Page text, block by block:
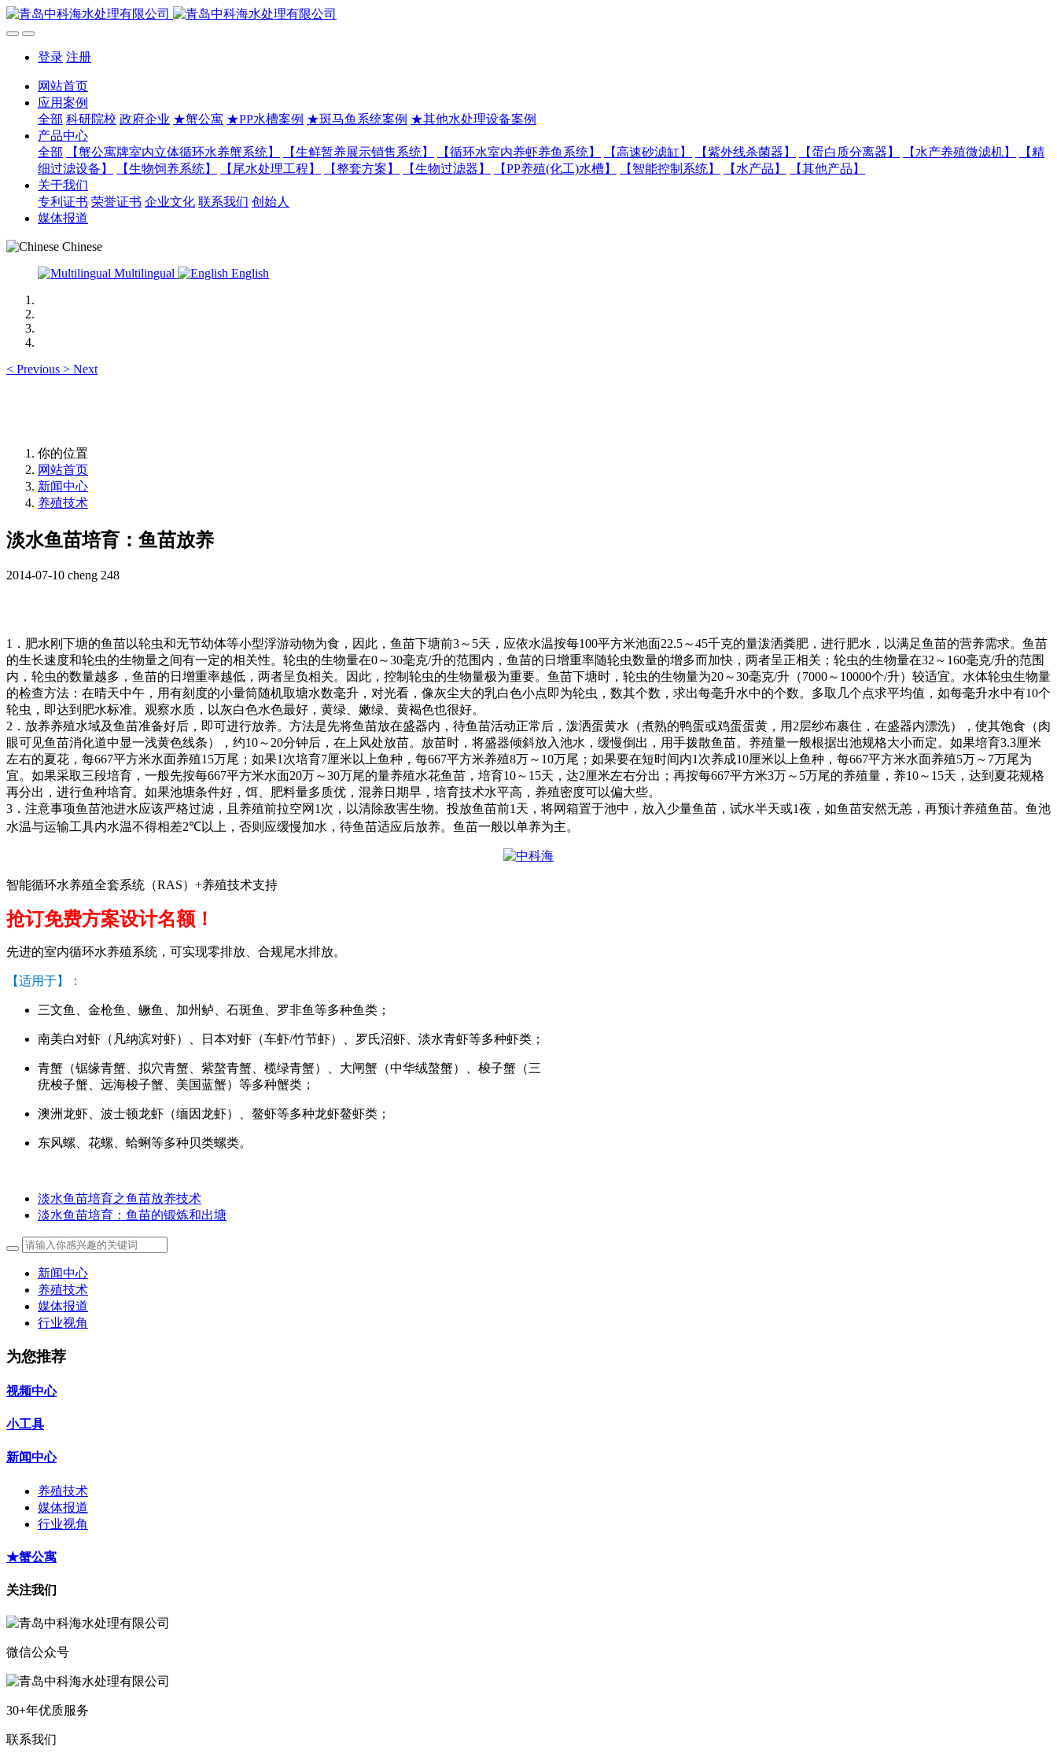
登录 注册
网站首页
应用案例
全部 科研院校 政府企业 ★蟹公寓 ★PP水槽案例 ★斑马鱼系统案例 ★其他水处理设备案例
产品中心
全部
【蟹公寓牌室内立体循环水养蟹系统】 【生鲜暂养展示销售系统】 【循环水室内养虾养鱼系统】 【高速砂滤缸】 【紫外线杀菌器】 【蛋白质分离器】 【水产养殖微滤机】
【精
细过滤设备】
【生物饲养系统】 【尾水处理工程】 【整套方案】 【生物过滤器】 【PP养殖(化工)水槽】 【智能控制系统】 【水产品】
【其他产品】
关于我们
专利证书 荣誉证书 企业文化 联系我们 创始人
媒体报道
Chinese
Multilingual
English
< Previous > Next
你的位置
网站首页
新闻中心
养殖技术
淡水鱼苗培育：鱼苗放养
2014-07-10 cheng 248
1 ．肥水刚下塘的鱼苗以轮虫和无节幼体等小型浮游动物为食，因此，鱼苗下塘前3～ 5天，应依水温按每100平方米池面22.5～45千克的量泼洒粪肥，进行肥水，以满足鱼苗的营养需求。鱼苗
的生长速度和轮虫的生物量之间有一定的相关性。轮虫的生物量在0～30毫克/升的范围内，鱼苗的日增重率随轮虫数量的增多而加快，两者呈正相关；轮虫的生物量在32 ～ 160毫克/升的范围
内，轮虫的数量越多，鱼苗的日增重率越低，两者呈负相关。因此，控制轮虫的生物量极为重要。鱼苗下塘时，轮虫的生物量为20～30毫克/升（7000～ 10000个/升）较适宜。水体轮虫生物量
的检查方法：在晴天中午，用有刻度的小量筒随机取塘水数毫升，对光看，像灰尘大的乳白色小点即为轮虫，数其个数，求出每毫升水中的个数。多取几个点求平均值，如每毫升水中有10个
轮虫，即达到肥水标准。观察水质，以灰白色水色最好，黄绿、嫩绿、黄褐色也很好。
2 ．放养养殖水域及鱼苗准备好后，即可进行放养。方法是先将鱼苗放在盛器内，待鱼苗活动正常后，泼洒蛋黄水（煮熟的鸭蛋或鸡蛋蛋黄，用 2层纱布裹住，在盛器内漂洗），使其饱食（肉
眼可见鱼苗消化道中显一浅黄色线条），约10～ 20分钟后，在上风处放苗。放苗时，将盛器倾斜放入池水，缓慢倒出，用手拨散鱼苗。养殖量一般根据出池规格大小而定。如果培育3.3厘米
左右的夏花，每667平方米水面养殖15万尾；如果1 次培育7厘米以上鱼种，每667平方米养殖8万～ 10万尾；如果要在短时间内1 次养成10厘米以上鱼种，每667平方米水面养殖5万～ 7万尾为
宜。如果采取三段培育，一般先按每667平方米水面20万～30万尾的量养殖水花鱼苗，培育10～ 15天，达2厘米左右分出；再按每667平方米3万～ 5万尾的养殖量，养10～ 15天，达到夏花规格
再分出，进行鱼种培育。如果池塘条件好，饵、肥料量多质优，混养日期早，培育技术水平高，养殖密度可以偏大些。
3 ．注意事项鱼苗池进水应该严格过滤，且养殖前拉空网 1 次，以清除敌害生物。投放鱼苗前1 天，将网箱置于池中，放入少量鱼苗，试水半天或1夜，如鱼苗安然无恙，再预计养殖鱼苗。鱼池
水温与运输工具内水温不得相差2℃以上，否则应缓慢加水，待鱼苗适应后放养。鱼苗一般以单养为主。
智能循环水养殖全套系统（RAS）+养殖技术支持
抢订免费方案设计名额！
先进的室内循环水养殖系统，可实现零排放、合规尾水排放。
【适用于】：
三文鱼、金枪鱼、鳜鱼、加州鲈、石斑鱼、罗非鱼等多种鱼类；
南美白对虾（凡纳滨对虾）、日本对虾（车虾/竹节虾）、罗氏沼虾、淡水青虾等多种虾类；
青蟹（锯缘青蟹、拟穴青蟹、紫螯青蟹、榄绿青蟹）、大闸蟹（中华绒螯蟹）、梭子蟹（三
疣梭子蟹、远海梭子蟹、美国蓝蟹）等多种蟹类；
澳洲龙虾、波士顿龙虾（缅因龙虾）、鳌虾等多种龙虾鳌虾类；
东风螺、花螺、蛤蜊等多种贝类螺类。
淡水鱼苗培育之鱼苗放养技术
淡水鱼苗培育：鱼苗的锻炼和出塘
新闻中心
养殖技术
媒体报道
行业视角
为您推荐
视频中心
小工具
新闻中心
养殖技术
媒体报道
行业视角
★蟹公寓
关注我们
微信公众号
30+年优质服务
联系我们